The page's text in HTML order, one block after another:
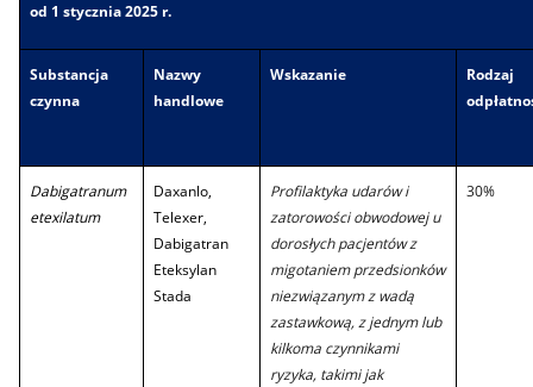
od 1 stycznia 2025 r.
Substancja
czynna
Nazwy
handlowe
Wskazanie
Rodzaj
Dabigatranum
etexilatum
Daxanlo,
Telexer,
Dabigatran
Eteksylan
Stada
Profilaktyka udarów i
zatorowości obwodowej u
dorosłych pacjentów z
migotaniem przedsionków
niezwiązanym z wadą
zastawkową, z jednym lub
kilkoma czynnikami
ryzyka, takimi jak
30%